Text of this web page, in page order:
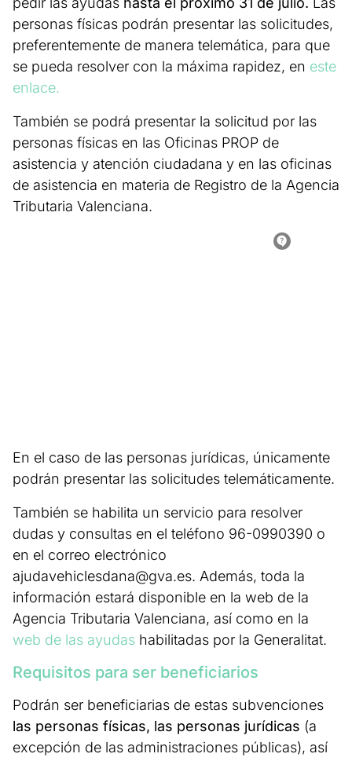
personas físicas podrán presentar las solicitudes,
preferentemente de manera telemática, para que
se pueda resolver con la máxima rapidez, en este
enlace.
También se podrá presentar la solicitud por las
personas físicas en las Oficinas PROP de
asistencia y atención ciudadana y en las oficinas
de asistencia en materia de Registro de la Agencia
Tributaria Valenciana.
En el caso de las personas jurídicas, únicamente
podrán presentar las solicitudes telemáticamente.
También se habilita un servicio para resolver
dudas y consultas en el teléfono 96-0990390 o
en el correo electrónico
ajudavehiclesdana@gva.es. Además, toda la
información estará disponible en la web de la
Agencia Tributaria Valenciana, así como en la
web de las ayudas habilitadas por la Generalitat.
Requisitos para ser beneficiarios
Podrán ser beneficiarias de estas subvenciones
las personas físicas, las personas jurídicas (a
excepción de las administraciones públicas), así